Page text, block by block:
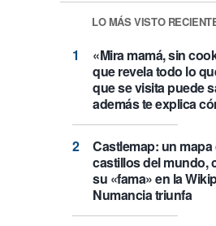
LO MÁS VISTO
«Mira mamá, sin
que revela todo lo
que se visita puede
además te explica
Castlemap: un mapa
castillos del mundo,
su «fama» en la
Numancia triunfa